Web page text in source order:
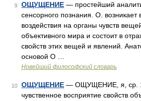
9 ОЩУЩЕНИЕ — простейший
сенсорного познания. О. возникает
воздействия на органы чувств
объективного мира и состоит в
свойств этих вещей и явлений.
основой О …
Новейший философский словарь
10 ОЩУЩЕНИЕ — ОЩУЩЕНИЕ, я, ср.
чувственное восприятие свойств